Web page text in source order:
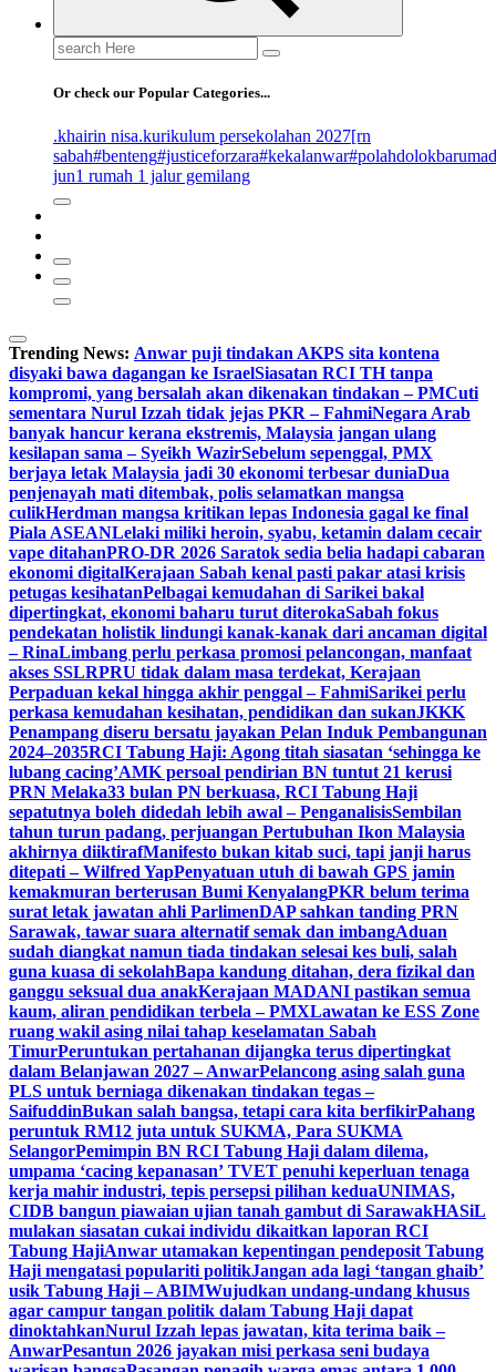
Search
for:
Or check our Popular Categories...
.khairin nisa.kurikulum persekolahan 2027[rn
sabah#benteng#justiceforzara#kekalanwar
jun1 rumah 1 jalur gemilang
Trending News: Anwar puji tindakan AKPS sita kontena
disyaki bawa dagangan ke IsraelSiasatan RCI TH tanpa
kompromi, yang bersalah akan dikenakan tindakan – PMCuti
sementara Nurul Izzah tidak jejas PKR – FahmiNegara Arab
banyak hancur kerana ekstremis, Malaysia jangan ulang
kesilapan sama – Syeikh WazirSebelum sepenggal, PMX
berjaya letak Malaysia jadi 30 ekonomi terbesar duniaDua
penjenayah mati ditembak, polis selamatkan mangsa
culikHerdman mangsa kritikan lepas Indonesia gagal ke final
Piala ASEANLelaki miliki heroin, syabu, ketamin dalam cecair
vape ditahanPRO-DR 2026 Saratok sedia belia hadapi cabaran
ekonomi digitalKerajaan Sabah kenal pasti pakar atasi krisis
petugas kesihatanPelbagai kemudahan di Sarikei bakal
dipertingkat, ekonomi baharu turut diterokaSabah fokus
pendekatan holistik lindungi kanak-kanak dari ancaman digital
– RinaLimbang perlu perkasa promosi pelancongan, manfaat
akses SSLRPRU tidak dalam masa terdekat, Kerajaan
Perpaduan kekal hingga akhir penggal – FahmiSarikei perlu
perkasa kemudahan kesihatan, pendidikan dan sukanJKKK
Penampang diseru bersatu jayakan Pelan Induk Pembangunan
2024–2035RCI Tabung Haji: Agong titah siasatan ‘sehingga ke
lubang cacing’AMK persoal pendirian BN tuntut 21 kerusi
PRN Melaka33 bulan PN berkuasa, RCI Tabung Haji
sepatutnya boleh didedah lebih awal – PenganalisisSembilan
tahun turun padang, perjuangan Pertubuhan Ikon Malaysia
akhirnya diiktirafManifesto bukan kitab suci, tapi janji harus
ditepati – Wilfred YapPenyatuan utuh di bawah GPS jamin
kemakmuran berterusan Bumi KenyalangPKR belum terima
surat letak jawatan ahli ParlimenDAP sahkan tanding PRN
Sarawak, tawar suara alternatif semak dan imbangAduan
sudah diangkat namun tiada tindakan selesai kes buli, salah
guna kuasa di sekolahBapa kandung ditahan, dera fizikal dan
ganggu seksual dua anakKerajaan MADANI pastikan semua
kaum, aliran pendidikan terbela – PMXLawatan ke ESS Zone
ruang wakil asing nilai tahap keselamatan Sabah
TimurPeruntukan pertahanan dijangka terus dipertingkat
dalam Belanjawan 2027 – AnwarPelancong asing salah guna
PLS untuk berniaga dikenakan tindakan tegas –
SaifuddinBukan salah bangsa, tetapi cara kita berfikirPahang
peruntuk RM12 juta untuk SUKMA, Para SUKMA
SelangorPemimpin BN RCI Tabung Haji dalam dilema,
umpama ‘cacing kepanasan’ TVET penuhi keperluan tenaga
kerja mahir industri, tepis persepsi pilihan keduaUNIMAS,
CIDB bangun piawaian ujian tanah gambut di SarawakHASiL
mulakan siasatan cukai individu dikaitkan laporan RCI
Tabung HajiAnwar utamakan kepentingan pendeposit Tabung
Haji mengatasi populariti politikJangan ada lagi ‘tangan ghaib’
usik Tabung Haji – ABIMWujudkan undang-undang khusus
agar campur tangan politik dalam Tabung Haji dapat
dinoktahkanNurul Izzah lepas jawatan, kita terima baik –
AnwarPesantun 2026 jayakan misi perkasa seni budaya